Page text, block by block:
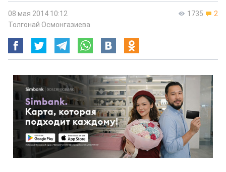
1735 2
08 мая 2014 10:12
Толгонай Осмонгазиева